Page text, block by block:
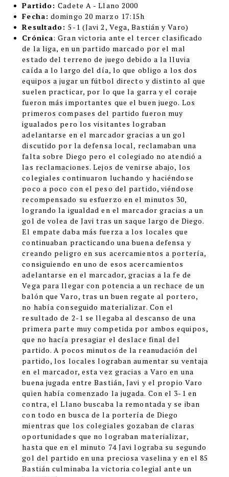
Partido:Cadete A - Llano 2000
Fecha: domingo 20 marzo 17:15h
Resultado:5-1 (Javi 2, Vega, Bastián y Varo)
Crónica:Gran victoria ante el tercer clasificado
de la liga, en un partido marcado por el mal
estado del terreno de juego debido a la lluvia
caída a lo largo del día, lo que obligo a los dos
equipos a jugar un fútbol directo y distinto al que
suelen practicar, por lo que la garra y el coraje
fueron más importantes que el buen juego. Los
primeros compases del partido fueron muy
igualados pero los visitantes lograban
adelantarse en el marcador gracias a un gol
discutido por la defensa local, reclamaban una
falta sobre Diego pero el colegiado no atendió a
las reclamaciones. Lejos de venirse abajo, los
colegiales continuaron luchando y haciéndose
poco a poco con el peso del partido, viéndose
recompensado su esfuerzo en el minutos 30,
logrando la igualdad en el marcador gracias a un
gol de volea de Javi tras un saque largo de Diego.
El empate daba más fuerza a los locales que
continuaban practicando una buena defensa y
creando peligro en sus acercamientos a portería,
consiguiendo en uno de esos acercamientos
adelantarse en el marcador, gracias a la fe de
Vega para llegar con potencia a un rechace de un
balón que Varo, tras un buen regate al portero,
no había conseguido materializar. Con el
resultado de 2-1 se llegaba al descanso de una
primera parte muy competida por ambos equipos,
que no hacía presagiar el deslace final del
partido. A pocos minutos de la reanudación del
partido, los locales lograban aumentar su ventaja
en el marcador, esta vez gracias a Varo en una
buena jugada entre Bastián, Javi y el propio Varo
quien había comenzado la jugada. Con el 3-1 en
contra, el Llano buscaba la remontada y se iban
con todo en busca de la portería de Diego
mientras que los colegiales gozaban de claras
oportunidades que no lograban materializar,
hasta que en el minuto 74 Javi lograba su segundo
gol del partido en una preciosa vaselina y en el 85
Bastián culminaba la victoria colegial ante un